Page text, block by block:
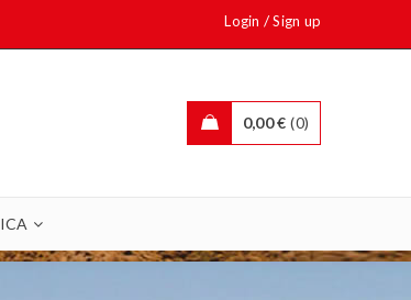
Login /Sign up
0,00€ 0